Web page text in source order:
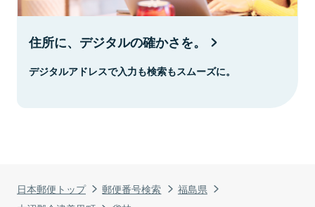
日本郵便トップ 郵便番号検索
福島県
住所に、デジタルの確かさを。
デジタルアドレスで入力も検索もスムーズに。